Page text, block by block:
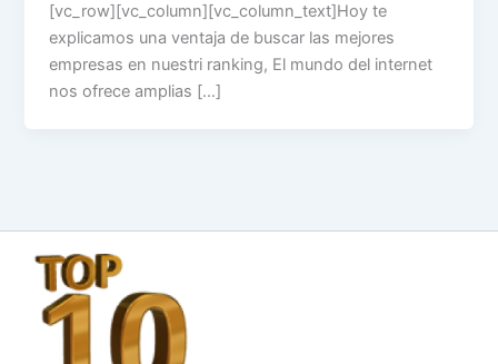
[vc_row][vc_column][vc_column_text]Hoy te
explicamos una ventaja de buscar las mejores
empresas en nuestri ranking, El mundo del internet
nos ofrece amplias […]